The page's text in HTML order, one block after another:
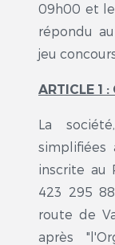
09h00 et le
répondu
jeu
ARTICLE 1 :
La
inscrite au
423 295
route de
après